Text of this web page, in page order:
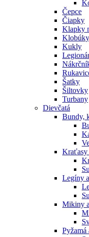
Čepce
Čiapky
Klapky
Klobúky
Kukly
Šatky
Šiltovky
Turbany
Dievčatá
Bundy,
Kraťasy
Legíny
Mikiny
Pyžamá